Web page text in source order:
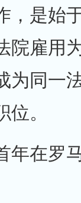
，是始
院雇用
为同一
。
年在罗